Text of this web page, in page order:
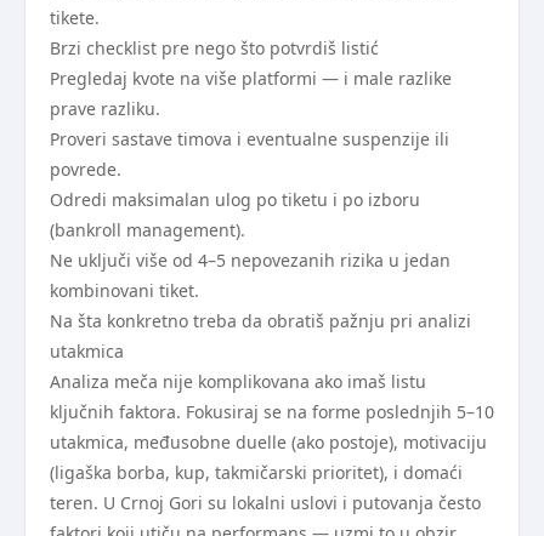
tikete.
Brzi checklist pre nego što potvrdiš listić
Pregledaj kvote na više platformi — i male razlike
prave razliku.
Proveri sastave timova i eventualne suspenzije ili
povrede.
Odredi maksimalan ulog po tiketu i po izboru
(bankroll management).
Ne uključi više od 4–5 nepovezanih rizika u jedan
kombinovani tiket.
Na šta konkretno treba da obratiš pažnju pri analizi
utakmica
Analiza meča nije komplikovana ako imaš listu
ključnih faktora. Fokusiraj se na forme poslednjih 5–10
utakmica, međusobne duelle (ako postoje), motivaciju
(ligaška borba, kup, takmičarski prioritet), i domaći
teren. U Crnoj Gori su lokalni uslovi i putovanja često